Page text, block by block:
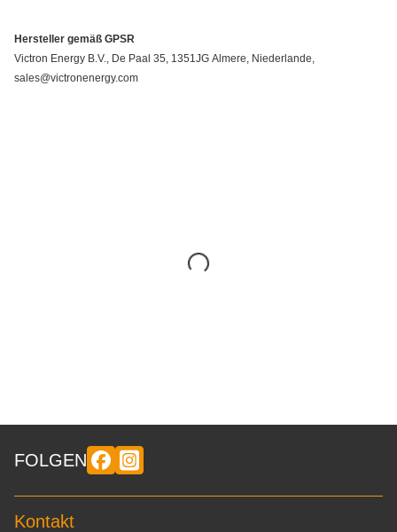
Hersteller gemäß GPSR
Victron Energy B.V., De Paal 35, 1351JG Almere, Niederlande,
sales@victronenergy.com
FOLGEN
Kontakt